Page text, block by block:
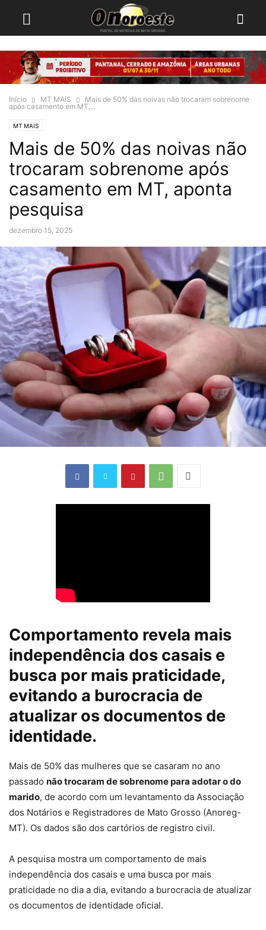
Início MT MAIS
Mais de 50% das noivas não trocaram sobrenome
após casamento em MT,...
MT MAIS
Mais de 50% das noivas não
trocaram sobrenome após
casamento em MT, aponta
pesquisa
dezembro 15, 2025
Comportamento revela mais
independência dos casais e
busca por mais praticidade,
evitando a burocracia de
atualizar os documentos de
identidade.
Mais de 50% das mulheres que se casaram no ano
passado não trocaram de sobrenome para adotar o do
marido, de acordo com um levantamento da Associação
dos Notários e Registradores de Mato Grosso (Anoreg-
MT). Os dados são dos cartórios de registro civil.
A pesquisa mostra um comportamento de mais
independência dos casais e uma busca por mais
praticidade no dia a dia, evitando a burocracia de atualizar
os documentos de identidade oficial.